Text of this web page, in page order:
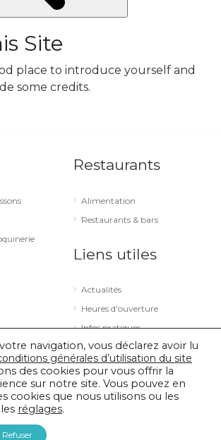
Site
place to introduce yourself and
some credits.
Restaurants
Alimentation
Restaurants & bars
Liens utiles
Actualités
Heures d'ouverture
Infos pratiques
|Mentions légales
navigation, vous déclarez avoir lu
générales d’utilisation du site
des cookies pour vous offrir la
sur notre site. Vous pouvez en
cookies que nous utilisons ou les
réglages.
Refuser